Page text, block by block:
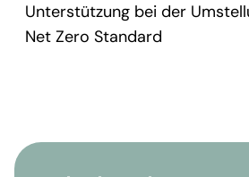
Unterstützung bei der
Net Zero Standard